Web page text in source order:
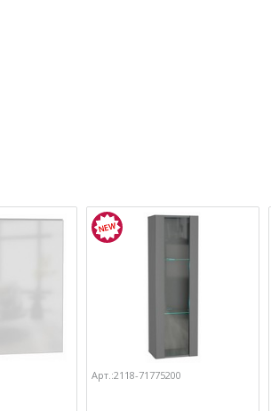
Арт.:2118-71775200